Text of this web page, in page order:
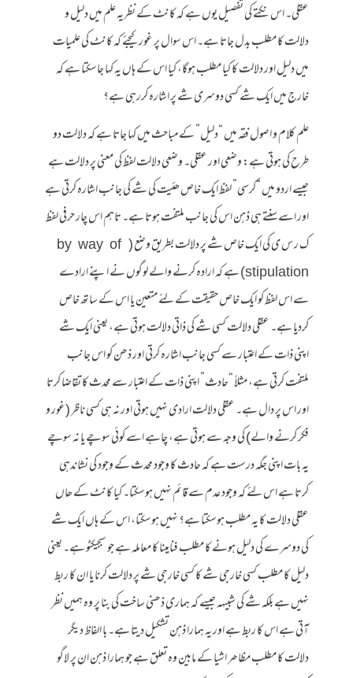
عقلی۔ اس نکتے کی تفصیل یوں ہے کہ کانٹ کے نظریہ علم میں دلیل و
دلالت کا مطلب بدل جاتا ہے۔ اس سوال پر غور کیجئے کہ کانٹ کی علمیات
میں دلیل اور دلالت کا کیا مطلب ہوگا، کیا اس کے ہاں یہ کہا جاسکتا ہے کہ
خارج میں ایک شے کسی دوسری شے پر اشارہ کررہی ہے؟
علم کلام و اصول فقہ میں “دلیل” کے مباحث میں کہا جاتا ہے کہ دلالت دو
طرح کی ہوتی ہے: وضعی اور عقلی۔ وضعی دلالت لفظ کی معنی پر دلالت ہے
جیسے اردو میں “کرسی” لفظ ایک خاص ھئیت کی شے کی جانب اشارہ کرتی ہے
اور اسے سنتے ہی ذہن اس کی جانب ملتفت ہوتا ہے۔ تاہم اس چار حرفی لفظ
ک ر س ی کی ایک خاص شے پر دلالت بطریق وضع (by way of
stipulation) ہے کہ ارادہ کرنے والے لوگوں نے اپنے ارادے
سے اس لفظ کو ایک خاص حقیقت کے لئے متعین یا اس کے ساتھ خاص
کردیا ہے۔ عقلی دلالت کسی شے کی ذاتی دلالت ہوتی ہے، یعنی ایک شے
اپنی ذات کے اعتبار سے کسی جانب اشارہ کرتی اور ذھن کو اس جانب
ملتفت کرتی ہے، مثلاً “حادث” اپنی ذات کے اعتبار سے محدث کا تقاضا کرتا
اور اس پر دال ہے۔ عقلی دلالت ارادی نہیں ہوتی اور نہ ہی کسی ناظر (غور و
فکر کرنے والے) کی وجہ سے ہوتی ہے، چاہے اسے کوئی سوچے یا نہ سوچے
یہ بات اپنی جگہ درست ہے کہ حادث کا وجود محدث کے وجود کی نشاندہی
کرتا ہے اس لئے کہ وجود عدم سے قائم نہیں ہوسکتا۔ کیا کانٹ کے ھاں
عقلی دلالت کا یہ مطلب ہوسکتا ہے؟ نہیں ہوسکتا، اس کے ہاں ایک شے
کی دوسرے کی دلیل ہونے کا مطلب فنامینا کا معاملہ ہے جو سبجیکٹو ہے۔ یعنی
دلیل کا مطلب کسی خارجی شے کا کسی خارجی شے پر دلالت کرنا یا ان کا ربط
نہیں ہے بلکہ شے کی شبیہہ جیسے کہ ہماری ذھنی ساخت کی بنا پر وہ ہمیں نظر
آتی ہے اس کا ربط ہے اور یہ ہمارا ذہن تشکیل دیتا ہے۔ با الفاظ دیگر
دلالت کا مطلب مظاھر اشیا کے مابین وہ تعلق ہے جو ہمارا ذہن ان پر لاگو